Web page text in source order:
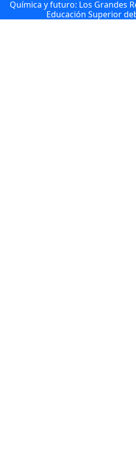
Química y futuro: Los Grandes
Educación Superior